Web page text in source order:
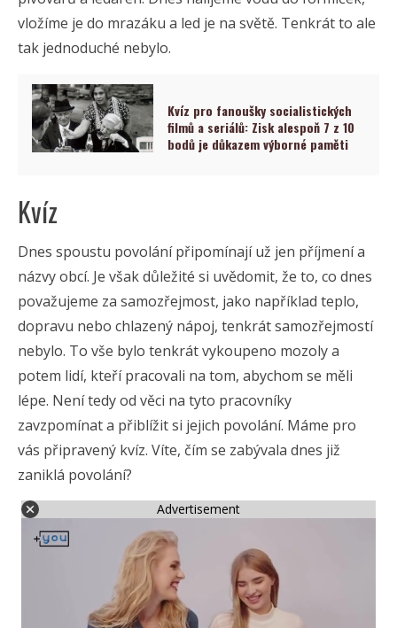
vložíme je do mrazáku a led je na světě. Tenkrát to ale
tak jednoduché nebylo.
Kvíz pro fanoušky socialistických
filmů a seriálů: Zisk alespoň 7 z 10
bodů je důkazem výborné paměti
Kvíz
Dnes spoustu povolání připomínají už jen příjmení a
názvy obcí. Je však důležité si uvědomit, že to, co dnes
považujeme za samozřejmost, jako například teplo,
dopravu nebo chlazený nápoj, tenkrát samozřejmostí
nebylo. To vše bylo tenkrát vykoupeno mozoly a
potem lidí, kteří pracovali na tom, abychom se měli
lépe. Není tedy od věci na tyto pracovníky
zavzpomínat a přiblížit si jejich povolání. Máme pro
vás připravený kvíz. Víte, čím se zabývala dnes již
zaniklá povolání?
Advertisement